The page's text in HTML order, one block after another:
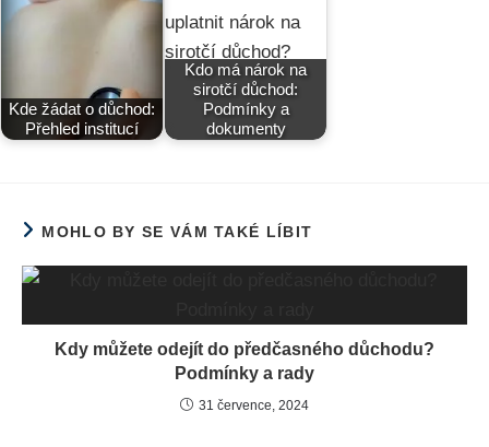
Kde žádat o důchod:
Přehled institucí
Kdo má nárok na
sirotčí důchod:
Podmínky a
dokumenty
MOHLO BY SE VÁM TAKÉ LÍBIT
Kdy můžete odejít do předčasného důchodu?
Podmínky a rady
31 července, 2024